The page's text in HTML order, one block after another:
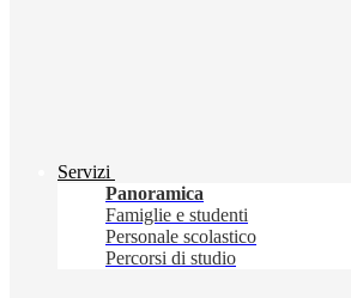
Servizi
Panoramica
Famiglie e studenti
Personale scolastico
Percorsi di studio